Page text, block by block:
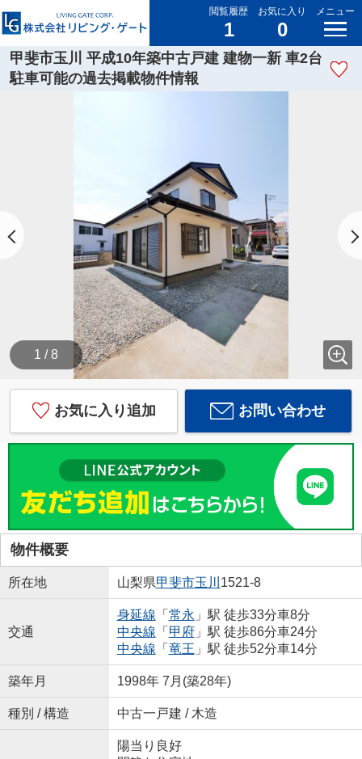
閲覧履歴
1
お気に入り
0
メニュー
甲斐市玉川 平成10年築中古戸建 建物一新 車2台
駐車可能の過去掲載物件情報
1 / 8
お気に入り追加 お問い合わせ
物件概要
所在地 山梨県甲斐市玉川 1521-8
交通
身延線 「 常永 」駅 徒歩33分車8分
中央線 「 甲府」駅 徒歩86分車24分
中央線 「 竜王 」駅 徒歩52分車14分
築年月 1998年 7月(築28年)
種別 / 構造 中古一戸建 / 木造
陽当り良好